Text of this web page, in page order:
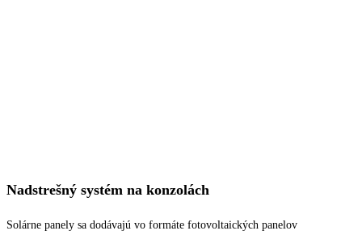
Nadstrešný systém na konzolách
Solárne panely sa dodávajú vo formáte fotovoltaických panelov